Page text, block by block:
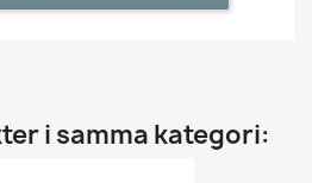
i samma kategori: